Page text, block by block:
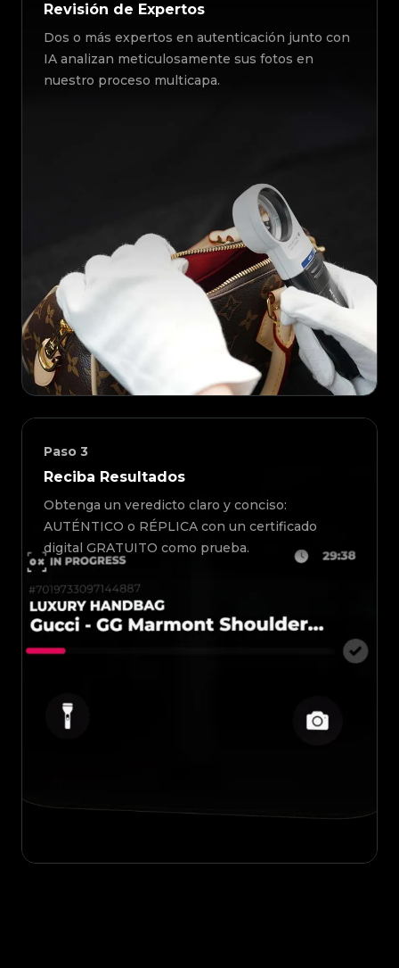
Revisión de Expertos
Dos o más expertos en autenticación junto con
IA analizan meticulosamente sus fotos en
nuestro proceso multicapa.
Paso 3
Reciba Resultados
Obtenga un veredicto claro y conciso:
AUTÉNTICO o RÉPLICA con un certificado
digital GRATUITO como prueba.